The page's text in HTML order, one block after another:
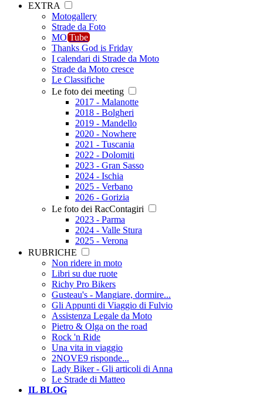
EXTRA
Motogallery
Strade da Foto
MO Tube
Thanks God is Friday
I calendari di Strade da Moto
Strade da Moto cresce
Le Classifiche
Le foto dei meeting
2017 - Malanotte
2018 - Bolgheri
2019 - Mandello
2020 - Nowhere
2021 - Tuscania
2022 - Dolomiti
2023 - Gran Sasso
2024 - Ischia
2025 - Verbano
2026 - Gorizia
Le foto dei RacContagiri
2023 - Parma
2024 - Valle Stura
2025 - Verona
RUBRICHE
Non ridere in moto
Libri su due ruote
Richy Pro Bikers
Gusteau's - Mangiare, dormire...
Gli Appunti di Viaggio di Fulvio
Assistenza Legale da Moto
Pietro & Olga on the road
Rock 'n Ride
Una vita in viaggio
2NOVE9 risponde...
Lady Biker - Gli articoli di Anna
Le Strade di Matteo
IL BLOG